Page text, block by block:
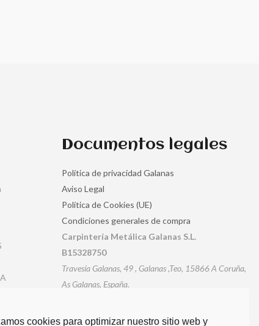
cookies para optimizar nuestro sitio web y
Documentos legales
Política de privacidad Galanas
Aviso Legal
Política de Cookies (UE)
Condiciones generales de compra
Carpintería Metálica Galanas S.L.
B15328750
Travesía Galanas, 49 , Galanas ,Teo, 15866 A Coruña,
As Galanas, España.
Tlf.: +34 981 548 711